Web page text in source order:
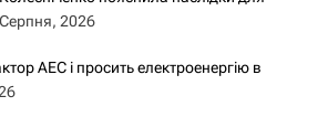
2026
АЕС і просить електроенергію в